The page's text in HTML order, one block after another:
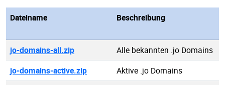
Dateiname Beschreibung
jo-domains-all.zip
Alle bekannten .jo Domains
jo-domains-active.zip
Aktive .jo Domains